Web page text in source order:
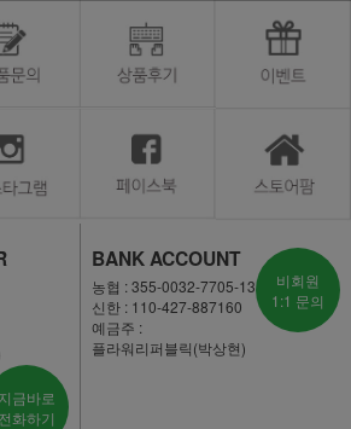
지금바로
전화하기
BANK ACCOUNT
농협 : 355-0032-7705-13
신한 : 110-427-887160
예금주 :
플라워리퍼블릭(박상현)
비회원
1:1 문의